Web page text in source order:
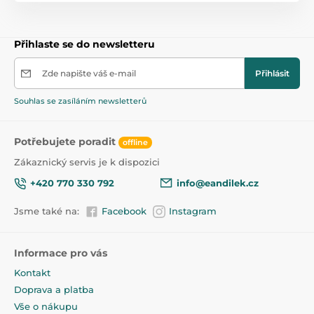
Baterie
Světlá výška vozidla
Rozměr celkový
Rozměr traktoru 94x63x60cm
Vnitřní rozměry přívěsu 30x43x16cm
Přihlaste se do newsletteru
Zde napište váš e-mail Přihlásit
Souhlas se zasíláním newsletterů
Potřebujete poradit offline
Zákaznický servis je k dispozici
+420 770 330 792
info@eandilek.cz
Jsme také na: Facebook Instagram
Informace pro vás
Kontakt
Doprava a platba
Vše o nákupu